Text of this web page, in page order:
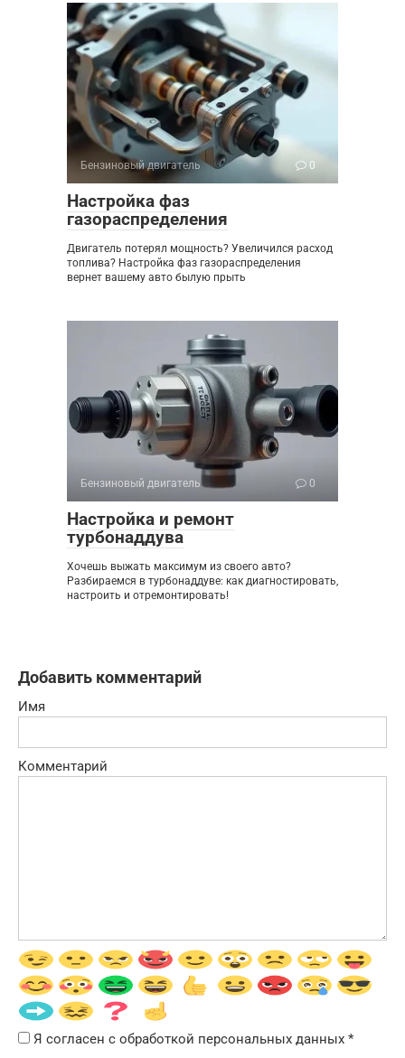
Бензиновый двигатель 0
Настройка фаз
газораспределения
Двигатель потерял мощность? Увеличился расход
топлива? Настройка фаз газораспределения
вернет вашему авто былую прыть
Бензиновый двигатель 0
Настройка и ремонт
турбонаддува
Хочешь выжать максимум из своего авто?
Разбираемся в турбонаддуве: как диагностировать,
настроить и отремонтировать!
Добавить комментарий
Имя
Комментарий
Я согласен с обработкой персональных данных *